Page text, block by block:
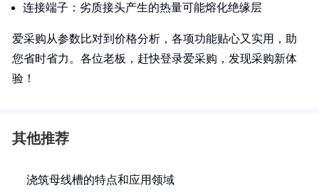
连接端子：劣质接头产生的热量可能熔化绝缘层
爱采购从参数比对到价格分析，各项功能贴心又实用，助
您省时省力。各位老板，赶快登录爱采购，发现采购新体
验！
其他推荐
浇筑母线槽的特点和应用领域